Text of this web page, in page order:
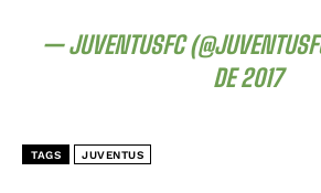
— JUVENTUSFC
DE 2017
TAGS JUVENTUS